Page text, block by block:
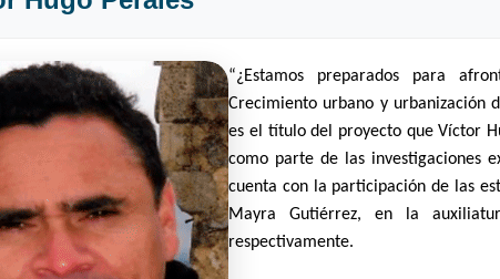
“¿Estamos preparados para
Crecimiento urbano y urbanización
es el título del proyecto que Víctor
como parte de las investigaciones
cuenta con la participación de las
Mayra Gutiérrez, en la
respectivamente.